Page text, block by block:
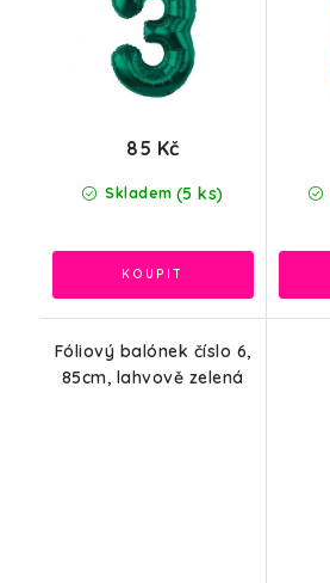
Skladem (5 ks)
85 Kč
Fóliový balónek číslo 6,
85cm, lahvově zelená